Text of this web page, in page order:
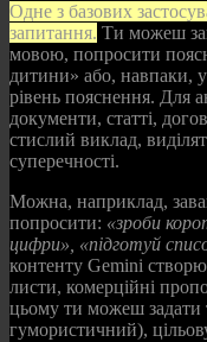
Одне з базових
запитання. Ти можеш
мовою, попросити
дитини» або, навпаки,
рівень пояснення. Для
документи, статті,
стислий виклад,
суперечності.
Можна, наприклад,
попросити: «зроби
цифри», «підготуй
контенту Gemini
листи, комерційні
цьому ти можеш
гумористичний),